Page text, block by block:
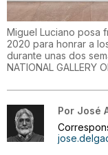
Miguel Luciano posa
2020 para honrar a
durante unas dos
NATIONAL GALLERY
Por José